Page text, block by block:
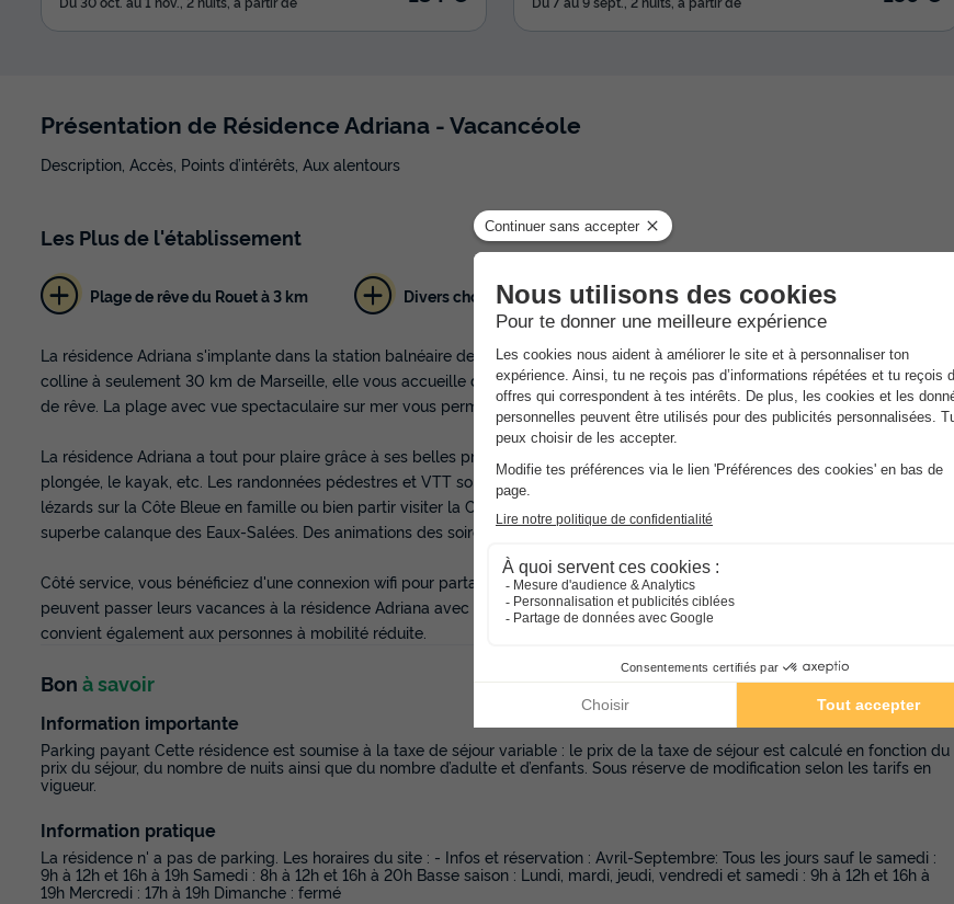
Présentation de Résidence Adriana - Vacancéole
Description, Accès, Points d’intérêts, Aux alentours
Les Plusde l'établissement
Plage de rêve du Rouet à 3 km Divers choix de restaurants
Proche du centre-ville de
Marseille
La résidence Adriana s'implante dans la station balnéaire de Carry-le-Rouet, en plein coeur de la Méditerranée. Entre mer et
colline à seulement 30 km de Marseille, elle vous accueille dans un cadre charmant, intimiste et idyllique pour vos vacances
de rêve. La plage avec vue spectaculaire sur mer vous permet de profiter de la baignade et du farniente.
La résidence Adriana a tout pour plaire grâce à ses belles prestations. La mer se prête également aux activités comme la
plongée, le kayak, etc. Les randonnées pédestres et VTT sont aussi au programme. Sinon, vous pouvez profiter du sentier des
lézards sur la Côte Bleue en famille ou bien partir visiter la Chapelle du Rouet où vous, au sommet, pourrez observer la
superbe calanque des Eaux-Salées. Des animations des soirées sont sur place, notamment le casino.
Côté service, vous bénéficiez d'une connexion wifi pour partager vos belles photos et vidéos avec vos proches. Les résidents
peuvent passer leurs vacances à la résidence Adriana avec leur animal de compagnie moyennant un supplément. Le site
convient également aux personnes à mobilité réduite.
Bon à savoir
Information importante
Parking payant Cette résidence est soumise à la taxe de séjour variable : le prix de la taxe de séjour est calculé en fonction du
prix du séjour, du nombre de nuits ainsi que du nombre d’adulte et d’enfants. Sous réserve de modification selon les tarifs en
vigueur.
Information pratique
La résidence n' a pas de parking. Les horaires du site : - Infos et réservation : Avril-Septembre: Tous les jours sauf le samedi :
9h à 12h et 16h à 19h Samedi : 8h à 12h et 16h à 20h Basse saison : Lundi, mardi, jeudi, vendredi et samedi : 9h à 12h et 16h à
19h Mercredi : 17h à 19h Dimanche : fermé